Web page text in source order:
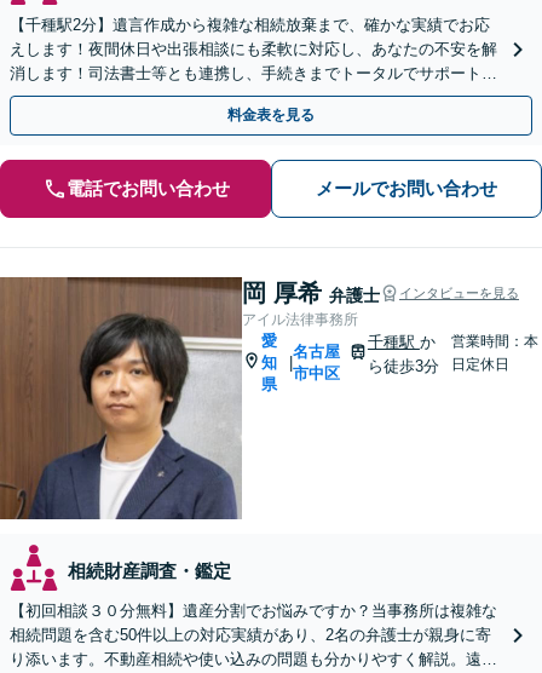
【千種駅2分】遺言作成から複雑な相続放棄まで、確かな実績でお応
えします！夜間休日や出張相談にも柔軟に対応し、あなたの不安を解
消します！司法書士等とも連携し、手続きまでトータルでサポート！
一人の弁護士が最後まで誠実に対応！【オンライン対応可】
料金表を見る
電話でお問い合わせ メールでお問い合わせ
岡 厚希 弁護士 インタビューを見る
アイル法律事務所
愛
知
県
名古屋
市中区
千種駅 か
ら徒歩3分
営業時間：本
日定休日
相続財産調査・鑑定
【初回相談３０分無料】遺産分割でお悩みですか？当事務所は複雑な
相続問題を含む50件以上の対応実績があり、2名の弁護士が親身に寄
り添います。不動産相続や使い込みの問題も分かりやすく解説。遠方